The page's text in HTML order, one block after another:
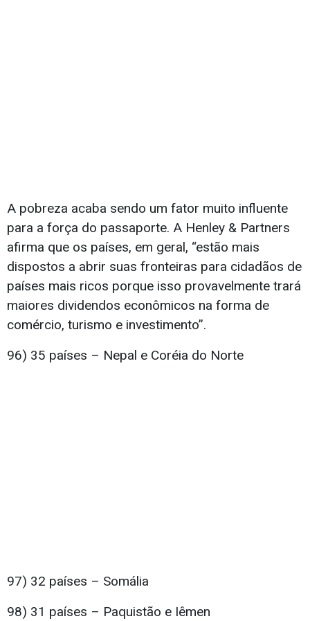
A pobreza acaba sendo um fator muito influente
para a força do passaporte. A Henley & Partners
afirma que os países, em geral, “estão mais
dispostos a abrir suas fronteiras para cidadãos de
países mais ricos porque isso provavelmente trará
maiores dividendos econômicos na forma de
comércio, turismo e investimento”.
96) 35 países – Nepal e Coréia do Norte
97) 32 países – Somália
98) 31 países – Paquistão e Iêmen